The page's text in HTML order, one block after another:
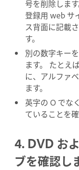
号を削除しま
登録用 web サ
ス背面に記載
す。
別の数字キー
ます。 たとえ
に、アルファ
ます。
英字の O でな
ていることを確
4. DVD お
ブを確認し